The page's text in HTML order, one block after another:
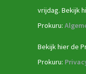
vrijdag. Bekijk
Prokuru:
Bekijk hier de
Prokuru: